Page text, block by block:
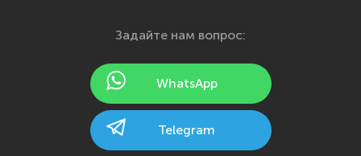
Йошкар-Ола
Калининград
Задайте нам вопрос:
WhatsApp
Telegram